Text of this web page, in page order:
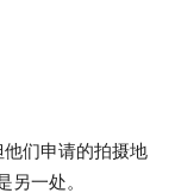
们申请的拍摄地
另一处。